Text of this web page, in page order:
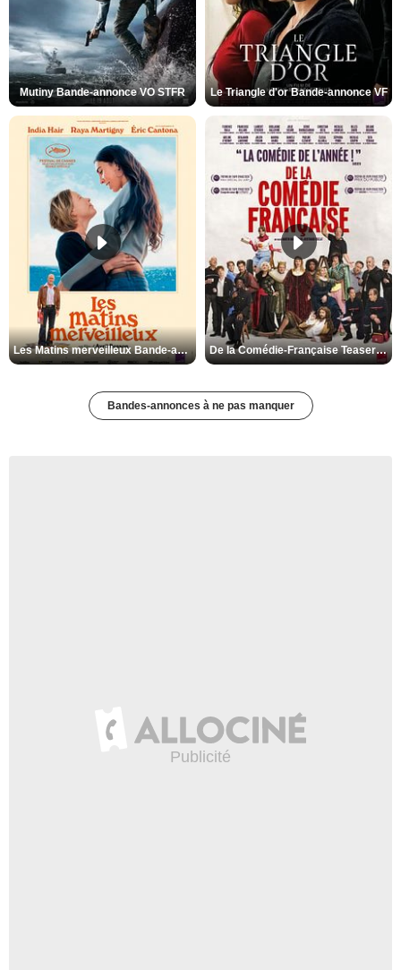
Mutiny Bande-annonce VO STFR Le Triangle d'or Bande-annonce VF
Les Matins merveilleux Bande-annonce VF De la Comédie-Française Teaser VF
Bandes-annonces à ne pas manquer